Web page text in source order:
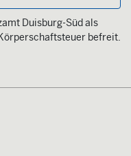
Duisburg-Süd als
befreit.